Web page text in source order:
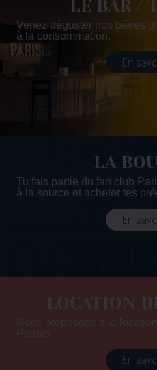
LE BAR /
Venez déguster nos bières
à la consommation.
En
LA
Tu fais partie du fan club
à la source et acheter tes
En
LOCATION
Nous proposons à la
Parisis
En